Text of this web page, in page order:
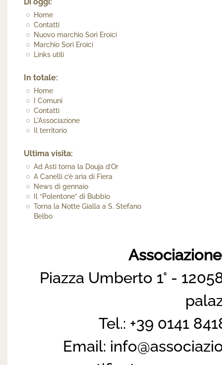
Home
Contatti
Nuovo marchio Sorì Eroici
Marchio Sorì Eroici
Links utili
In totale:
Home
I Comuni
Contatti
L'Associazione
Il territorio
Ultima visita:
Ad Asti torna la Douja d’Or
A Canelli c’è aria di Fiera
News di gennaio
Il “Polentone” di Bubbio
Torna la Notte Gialla a S. Stefano
Belbo
Piazza Umberto 1° -
Tel.: +39 0141
Email: